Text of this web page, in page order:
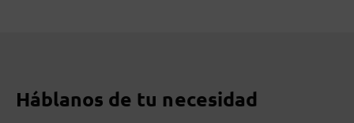
Háblanos de tu necesidad